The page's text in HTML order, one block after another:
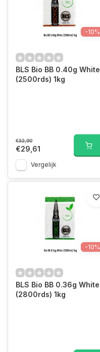
-10%
BLS Bio BB 0.40g White
(2500rds) 1kg
€32,90
€29,61
Vergelijk
-10%
BLS Bio BB 0.36g White
(2800rds) 1kg